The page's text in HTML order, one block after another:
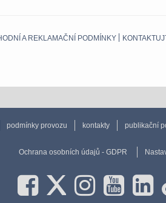
A REKLAMAČNÍ PODMÍNKY
podmínky provozu kontakty publikační
Ochrana osobních údajů - GDPR